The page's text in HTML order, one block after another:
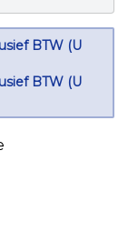
BTW (U
BTW (U